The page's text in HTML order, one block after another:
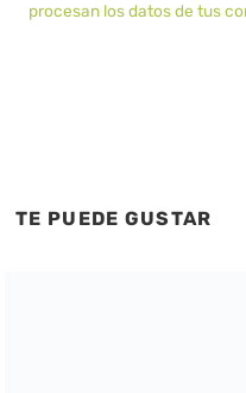
procesan los datos de tus
TE PUEDE GUSTAR